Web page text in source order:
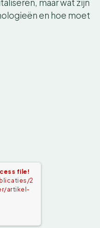
maar wat zijn
en hoe moet
file!
2
artikel-